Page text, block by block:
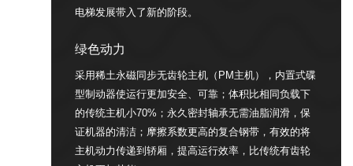
电梯发展带入了新的阶段。
绿色动力
采用稀土永磁同步无齿轮主机（PM主机），内置式碟
型制动器使运行更加安全、可靠；体积比相同负载下
的传统主机小70%；永久密封轴承无需油脂润滑，保
证机器的清洁；摩擦系数更高的复合钢带，有效的将
主机动力传递到轿厢，提高运行效率，比传统有齿轮